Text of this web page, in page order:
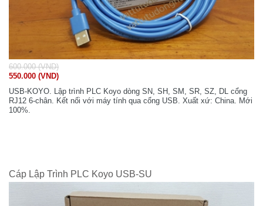
600.000 (VND)
550.000 (VND)
USB-KOYO. Lập trình PLC Koyo dòng SN, SH, SM, SR, SZ, DL cổng
RJ12 6-chân. Kết nối với máy tính qua cổng USB. Xuất xứ: China. Mới
100%.
Cáp Lập Trình PLC Koyo USB-SU